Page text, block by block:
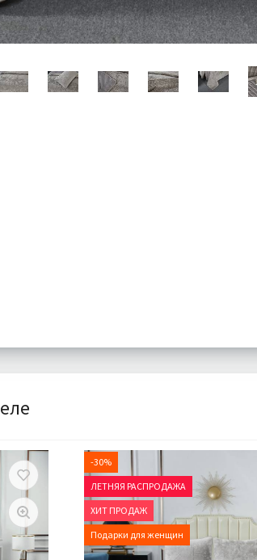
-30%
ЛЕТНЯЯ РАСПРОДАЖА
ХИТ ПРОДАЖ
Подарки для женщин